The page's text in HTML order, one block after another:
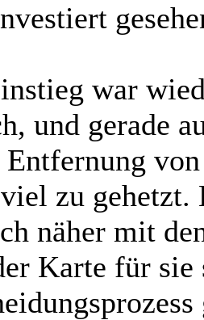
war
und gerade
zu
näher mit
Karte für